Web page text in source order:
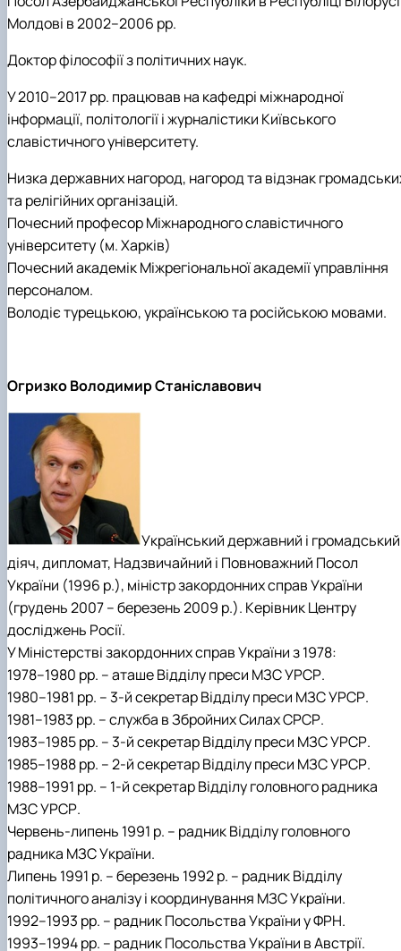
Молдові в 2002–2006 рр.
Доктор філософії з політичних наук.
У 2010–2017 рр. працював на кафедрі міжнародної
інформації, політології і журналістики Київського
славістичного університету.
Низка державних нагород, нагород та відзнак
та релігійних організацій.
Почесний професор Міжнародного славістичного
університету (м. Харків)
Почесний академік Міжрегіональної академії управління
персоналом.
Володіє турецькою, українською та російською мовами.
Огризко Володимир Станіславович
Український державний і громадський
діяч, дипломат, Надзвичайний і Повноважний Посол
України (1996 р.), міністр закордонних справ України
(грудень 2007 – березень 2009 р.). Керівник Центру
досліджень Росії.
У Міністерстві закордонних справ України з 1978:
1978–1980 рр. – аташе Відділу преси МЗС УРСР.
1980–1981 рр. – 3-й секретар Відділу преси МЗС УРСР.
1981–1983 рр. – служба в Збройних Силах СРСР.
1983–1985 рр. – 3-й секретар Відділу преси МЗС УРСР.
1985–1988 рр. – 2-й секретар Відділу преси МЗС УРСР.
1988–1991 рр. – 1-й секретар Відділу головного радника
МЗС УРСР.
Червень-липень 1991 р. – радник Відділу головного
радника МЗС України.
Липень 1991 р. – березень 1992 p. – радник Відділу
політичного аналізу і координування МЗС України.
1992–1993 рр. – радник Посольства України у ФРН.
1993–1994 рр. – радник Посольства України в Австрії.